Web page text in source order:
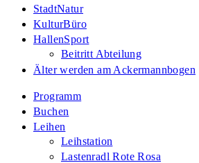
StadtNatur
KulturBüro
HallenSport
Beitritt Abteilung
Älter werden am Ackermannbogen
Programm
Buchen
Leihen
Leihstation
Lastenradl Rote Rosa